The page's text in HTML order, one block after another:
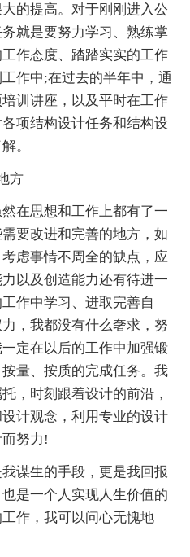
的提高。对于刚刚进入公
就是要努力学习、熟练掌
作态度、踏踏实实的工作
作中;在过去的半年中，通
训讲座，以及平时在工作
项结构设计任务和结构设
。
方
思想和工作上都有了一
要改进和完善的地方，如
虑事情不周全的缺点，应
以及创造能力还有待进一
作中学习、进取完善自
，我都没有什么奢求，努
定在以后的工作中加强锻
量、按质的完成任务。我
，时刻跟着设计的前沿，
计观念，利用专业的设计
努力!
生的手段，更是我回报
是一个人实现人生价值的
作，我可以问心无愧地